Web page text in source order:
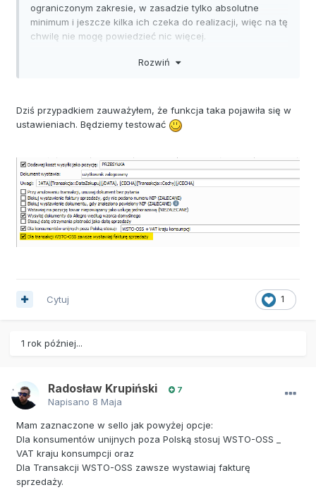
ograniczonym zakresie, w zasadzie tylko absolutne
minimum i jeszcze kilka ich czeka do realizacji, więc na tę
chwilę nie mogę powiedzieć nic więcej.
Czym kierujecie się wybierając typ dokumentu dla listy
pewnych warunków.
Rozwiń
Dziś przypadkiem zauważyłem, że funkcja taka pojawiła się w
ustawieniach. Będziemy testować
1
Cytuj
1 rok później...
Radosław Krupiński 7
Napisano 8 Maja
Mam zaznaczone w sello jak powyżej opcje:
Dla konsumentów unijnych poza Polską stosuj WSTO-OSS _
VAT kraju konsumpcji oraz
Dla Transakcji WSTO-OSS zawsze wystawiaj fakturę
sprzedaży.